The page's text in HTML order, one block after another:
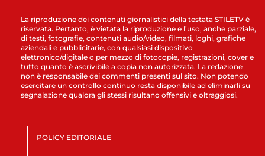
La riproduzione dei contenuti giornalistici della testata STILETV è
riservata. Pertanto, è vietata la riproduzione e l’uso, anche parziale,
di testi, fotografie, contenuti audio/video, filmati, loghi, grafiche
aziendali e pubblicitarie, con qualsiasi dispositivo
elettronico/digitale o per mezzo di fotocopie, registrazioni, cover e
tutto quanto è ascrivibile a copia non autorizzata. La redazione
non è responsabile dei commenti presenti sul sito. Non potendo
esercitare un controllo continuo resta disponibile ad eliminarli su
segnalazione qualora gli stessi risultano offensivi e oltraggiosi.
POLICY EDITORIALE